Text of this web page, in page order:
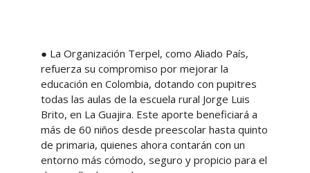
● La Organización Terpel, como Aliado País,
refuerza su compromiso por mejorar la
educación en Colombia, dotando con pupitres
todas las aulas de la escuela rural Jorge Luis
Brito, en La Guajira. Este aporte beneficiará a
más de 60 niños desde preescolar hasta quinto
de primaria, quienes ahora contarán con un
entorno más cómodo, seguro y propicio para el